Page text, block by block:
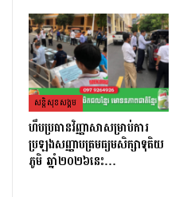
សន្តិសុខសង្គម
ហឹបប្រធានវិញ្ញាសាសម្រាប់ការ
ប្រឡងសញ្ញាបត្រ​មធ្យមសិក្សាទុតិយ
ភូមិ ឆ្នាំ២០២៦នេះ…